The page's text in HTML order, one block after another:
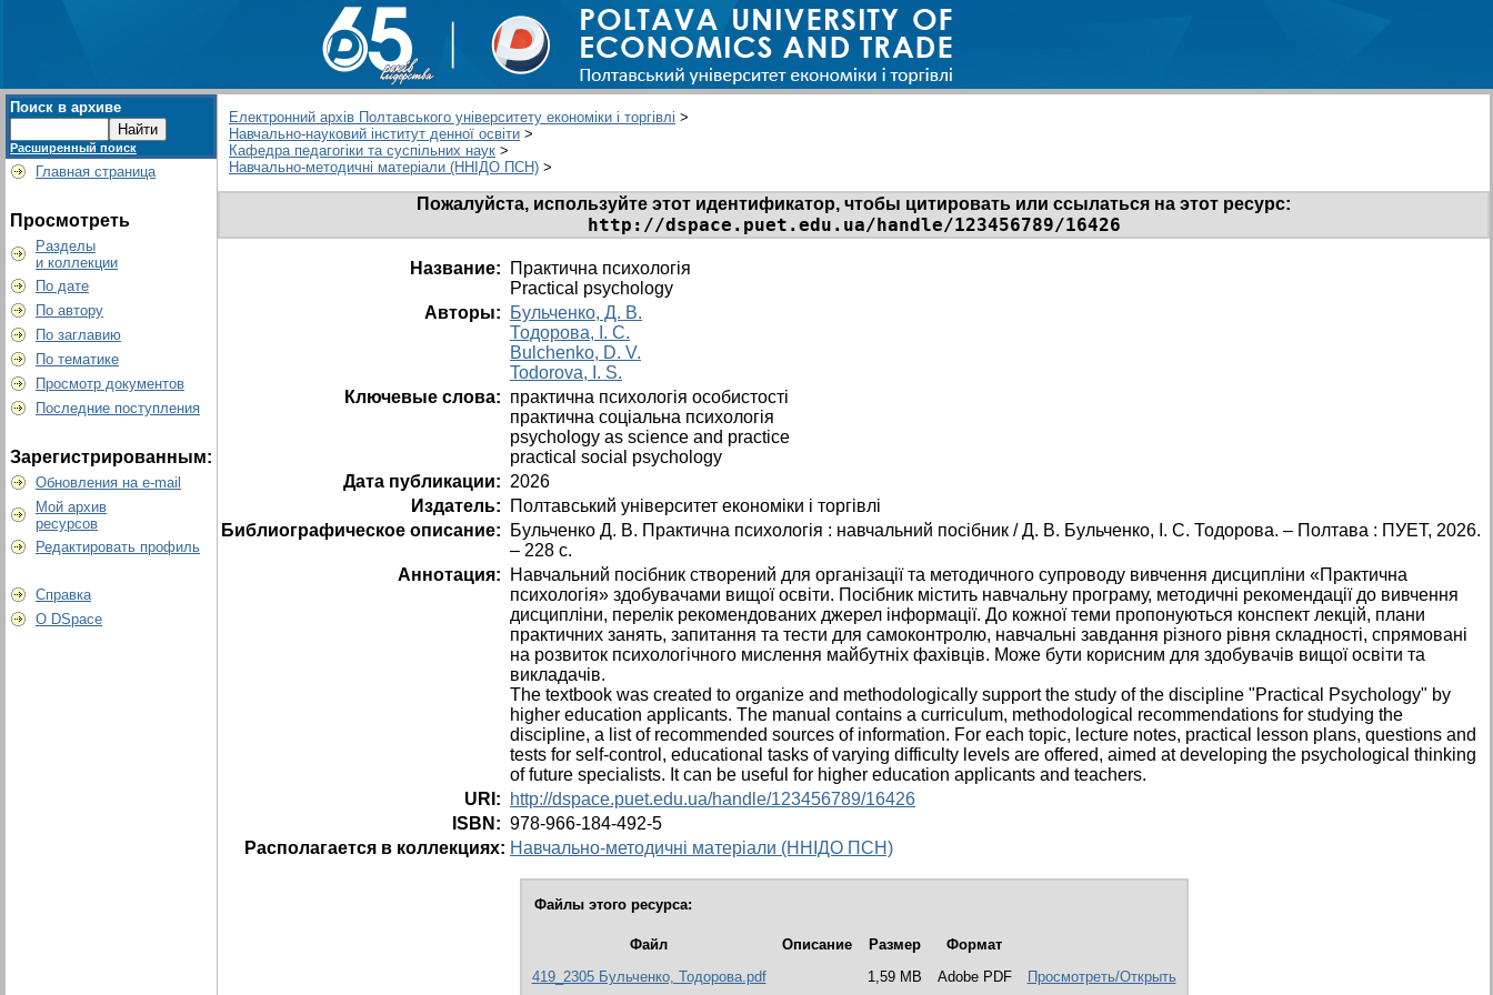
Поиск в архиве
Расширенный поиск
Главная страница
Просмотреть
Разделы
и коллекции
По дате
По автору
По заглавию
По тематике
Просмотр документов
Последние поступления
Зарегистрированным:
Обновления на e-mail
Мой архив
ресурсов
Редактировать профиль
Справка
О DSpace
Електронний архів Полтавського університету економіки і торгівлі >
Навчально-науковий інститут денної освіти >
Кафедра педагогіки та суспільних наук >
Навчально-методичні матеріали (ННІДО ПСН) >
Пожалуйста, используйте этот идентификатор, чтобы цитировать или ссылаться на этот ресурс:
http://dspace.puet.edu.ua/handle/123456789/16426
Название:
Практична психологія
Practical psychology
Авторы:
Бульченко, Д. В.
Тодорова, І. С.
Bulchenko, D. V.
Todorova, I. S.
Ключевые слова: практична психологія особистості
практична соціальна психологія
psychology as science and practice
practical social psychology
Дата публикации: 2026
Издатель:
Полтавський університет економіки і торгівлі
Библиографическое описание:
Бульченко Д. В. Практична психологія : навчальний посібник / Д. В. Бульченко, І. С. Тодорова. – Полтава : ПУЕТ, 2026.
– 228 с.
Аннотация:
Навчальний посібник створений для організації та методичного супроводу вивчення дисципліни «Практична
психологія» здобувачами вищої освіти. Посібник містить навчальну програму, методичні рекомендації до вивчення
дисципліни, перелік рекомендованих джерел інформації. До кожної теми пропонуються конспект лекцій, плани
практичних занять, запитання та тести для самоконтролю, навчальні завдання різного рівня складності, спрямовані
на розвиток психологічного мислення майбутніх фахівців. Може бути корисним для здобувачів вищої освіти та
викладачів.
The textbook was created to organize and methodologically support the study of the discipline "Practical Psychology" by
higher education applicants. The manual contains a curriculum, methodological recommendations for studying the
discipline, a list of recommended sources of information. For each topic, lecture notes, practical lesson plans, questions and
tests for self-control, educational tasks of varying difficulty levels are offered, aimed at developing the psychological thinking
of future specialists. It can be useful for higher education applicants and teachers.
URI:
http://dspace.puet.edu.ua/handle/123456789/16426
ISBN: 978-966-184-492-5
Располагается в коллекциях: Навчально-методичні матеріали (ННІДО ПСН)
Файлы этого ресурса:
Файл Описание Размер
Формат
419_2305 Бульченко, Тодорова.pdf
1,59 MB Adobe PDF Просмотреть/Открыть